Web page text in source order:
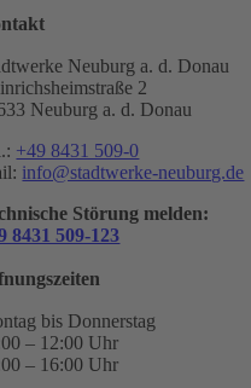
Neuburg a. d. Donau
2
Neuburg a. d. Donau
+49 8431 509-0
info@stadtwerke-neuburg.de
Störung melden:
8431 509-123
bis Donnerstag
– 12:00 Uhr
– 16:00 Uhr